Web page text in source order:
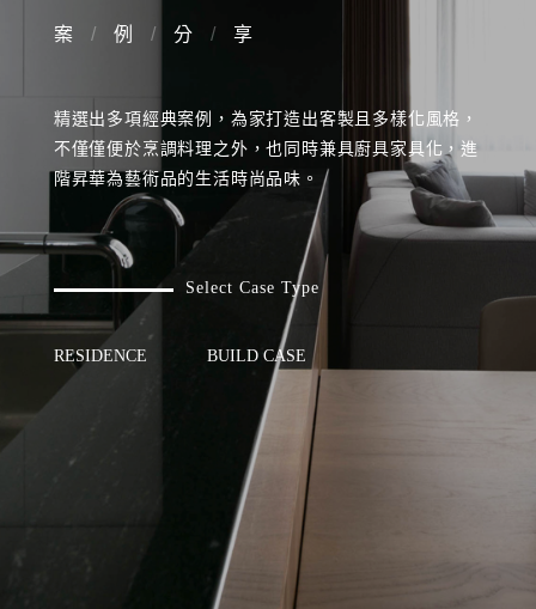
Location
Recruiting
policy
案 例 分 享
精選出多項經典案例，為家打造出客製且多樣化風格，
不僅僅便於烹調料理之外，也同時兼具廚具家具化，進
階昇華為藝術品的生活時尚品味。
Select Case Type
RESIDENCE BUILD CASE